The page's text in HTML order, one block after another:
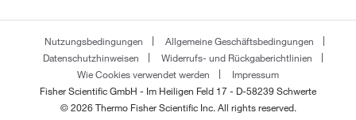
Nutzungsbedingungen
Allgemeine Geschäftsbedingungen
Datenschutzhinweisen
Widerrufs- und Rückgaberichtlinien
Wie Cookies verwendet werden
Impressum
Fisher Scientific GmbH - Im Heiligen Feld 17 - D-58239 Schwerte
© 2026 Thermo Fisher Scientific Inc. All rights reserved.